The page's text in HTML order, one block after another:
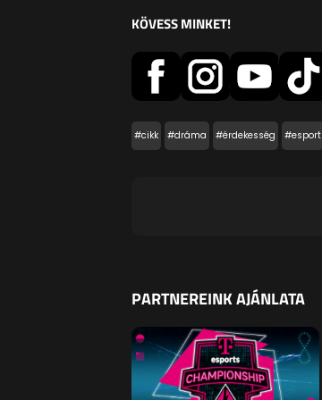
KÖVESS MINKET!
#cikk #dráma #érdekesség #esport
PARTNEREINK AJÁNLATA